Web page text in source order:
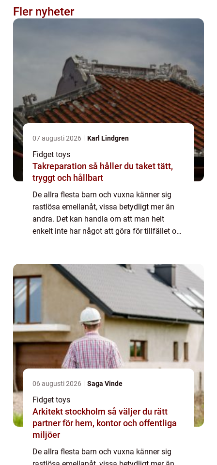
Fler nyheter
07 augusti 2026 Karl Lindgren
Fidget toys
Takreparation så håller du taket tätt,
tryggt och hållbart
De allra flesta barn och vuxna känner sig
rastlösa emellanåt, vissa betydligt mer än
andra. Det kan handla om att man helt
enkelt inte har något att göra för tillfället och
06 augusti 2026 Saga Vinde
Fidget toys
Arkitekt stockholm så väljer du rätt
partner för hem, kontor och offentliga
miljöer
De allra flesta barn och vuxna känner sig